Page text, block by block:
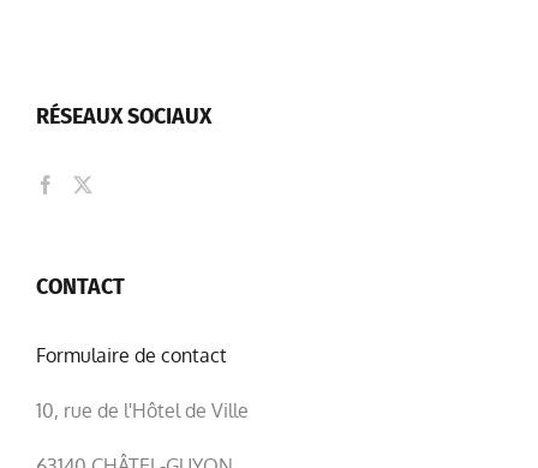
RÉSEAUX SOCIAUX
CONTACT
Formulaire de contact
10, rue de l'Hôtel de Ville